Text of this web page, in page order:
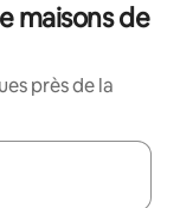
maisons de
près de la
flèches vers le